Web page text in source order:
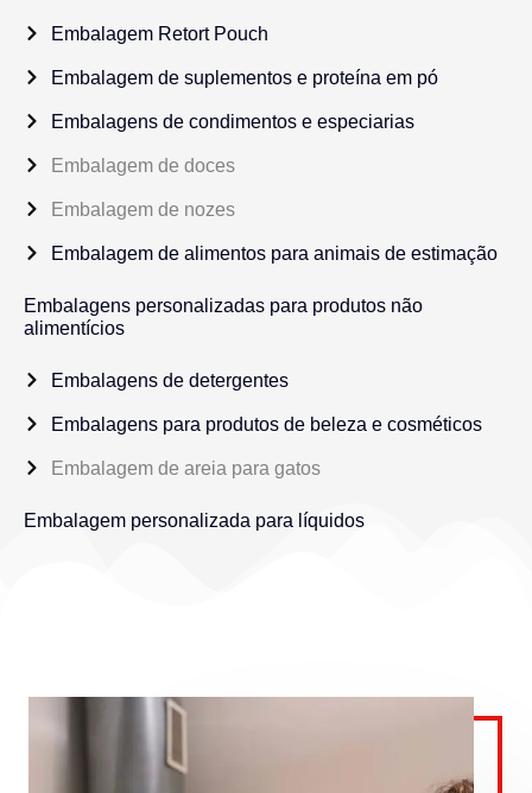
Embalagem Retort Pouch
Embalagem de suplementos e proteína em pó
Embalagens de condimentos e especiarias
Embalagem de doces
Embalagem de nozes
Embalagem de alimentos para animais de estimação
Embalagens personalizadas para produtos não
alimentícios
Embalagens de detergentes
Embalagens para produtos de beleza e cosméticos
Embalagem de areia para gatos
Embalagem personalizada para líquidos